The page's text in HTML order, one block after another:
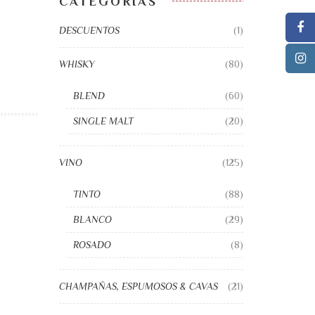
DESCUENTOS (1)
WHISKY (80)
BLEND (60)
SINGLE MALT (20)
VINO (125)
TINTO (88)
BLANCO (29)
ROSADO (8)
CHAMPAÑAS, ESPUMOSOS & CAVAS (21)